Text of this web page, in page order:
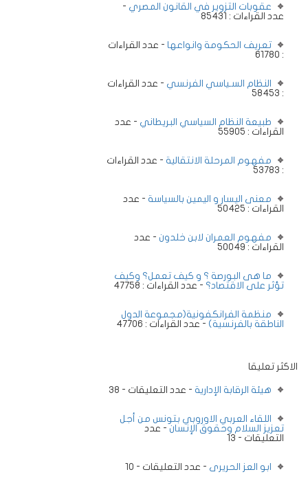
عقوبات التزوير في القانون المصري -
عدد القراءات : 85431
تعريف الحكومة وانواعها - عدد القراءات
: 61780
النظام السـياسي الفرنسي - عدد القراءات
: 58453
طبيعة النظام السياسي البريطاني - عدد
القراءات : 55905
مفهوم المرحلة الانتقالية - عدد القراءات
: 53783
معنى اليسار و اليمين بالسياسة - عدد
القراءات : 50425
مفهوم العمران لابن خلدون - عدد
القراءات : 50049
ما هى البورصة ؟ و كيف تعمل؟ وكيف
تؤثر على الاقتصاد؟ - عدد القراءات : 47758
منظمة الفرانكفونية(مجموعة الدول
الناطقة بالفرنسية) - عدد القراءات : 47706
الاكثر تعليقا
هيئة الرقابة الإدارية - عدد التعليقات - 38
اللقاء العربي الاوروبي بتونس من أجل
تعزيز السلام وحقوق الإنسان - عدد
التعليقات - 13
ابو العز الحريرى - عدد التعليقات - 10